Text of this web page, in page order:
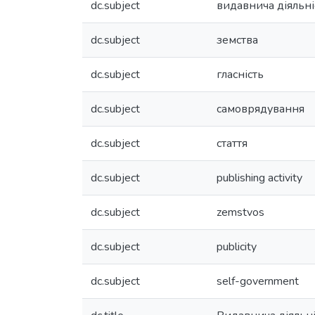
dc.subject видавнича
dc.subject земства
dc.subject гласність
dc.subject самоврядування
dc.subject стаття
dc.subject publishing activity
dc.subject zemstvos
dc.subject publicity
dc.subject self-government